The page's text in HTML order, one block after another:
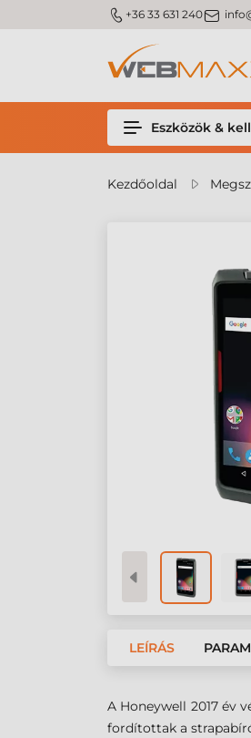
m_phone +36 33 631 240m_email
Eszközök &
Kezdőoldal
LEÍRÁS
A Honeywell 2017 év
fordítottak a